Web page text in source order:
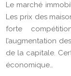
Le marché
Les prix des
forte
l’augmentation
de la capitale.
économique…